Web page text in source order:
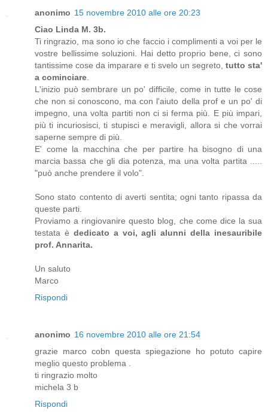
anonimo 15 novembre 2010 alle ore 20:23
Ciao Linda M. 3b.
Ti ringrazio, ma sono io che faccio i complimenti a voi per le
vostre bellissime soluzioni. Hai detto proprio bene, ci sono
tantissime cose da imparare e ti svelo un segreto, tutto sta'
a cominciare
L'inizio può sembrare un po' difficile, come in tutte le cose
che non si conoscono, ma con l'aiuto della prof e un po' di
impegno, una volta partiti non ci si ferma più. E più impari,
più ti incuriosisci, ti stupisci e meravigli, allora si che vorrai
saperne sempre di più.
E' come la macchina che per partire ha bisogno di una
marcia bassa che gli dia potenza, ma una volta partita .....
"può anche prendere il volo".
Sono stato contento di averti sentita; ogni tanto ripassa da
queste parti.
Proviamo a ringiovanire questo blog, che come dice la sua
testata è dedicato a voi, agli alunni della inesauribile
prof. Annarita.
Un saluto
Marco
Rispondi
anonimo 16 novembre 2010 alle ore 21:54
grazie marco cobn questa spiegazione ho potuto capire
meglio questo problema .
ti ringrazio molto
michela 3 b
Rispondi